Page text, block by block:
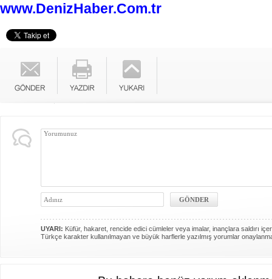
www.DenizHaber.Com.tr
UYARI: Küfür, hakaret, rencide edici cümleler veya imalar, inançlara saldırı
Türkçe karakter kullanılmayan ve büyük harflerle yazılmış yorumlar